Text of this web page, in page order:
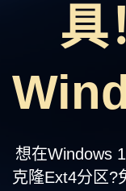
具
想在Windows
克隆Ext4分区?